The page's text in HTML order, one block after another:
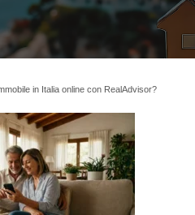
in Italia online con RealAdvisor?